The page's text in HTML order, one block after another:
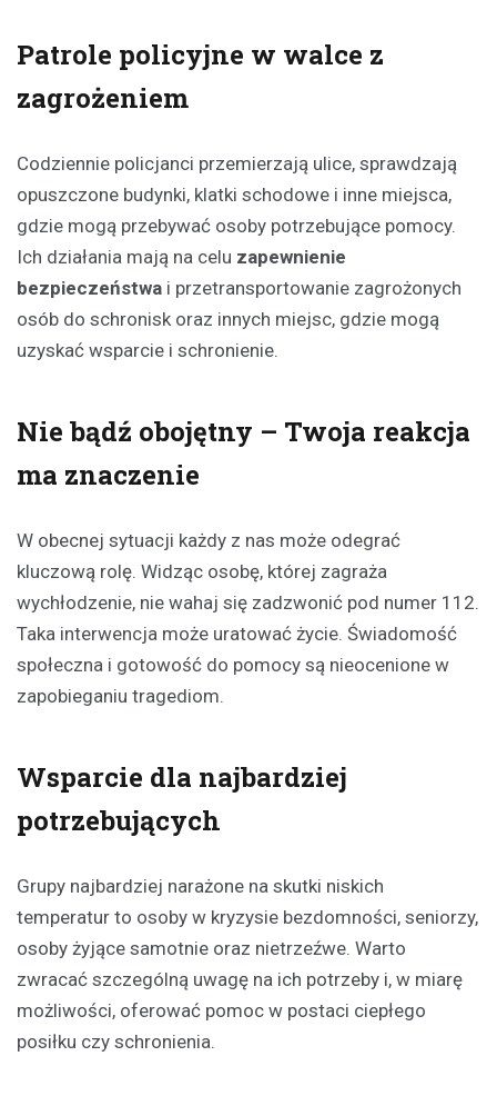
Patrole policyjne w walce z
zagrożeniem
Codziennie policjanci przemierzają ulice, sprawdzają
opuszczone budynki, klatki schodowe i inne miejsca,
gdzie mogą przebywać osoby potrzebujące pomocy.
Ich działania mają na celu zapewnienie
bezpieczeństwa i przetransportowanie zagrożonych
osób do schronisk oraz innych miejsc, gdzie mogą
uzyskać wsparcie i schronienie.
Nie bądź obojętny – Twoja reakcja
ma znaczenie
W obecnej sytuacji każdy z nas może odegrać
kluczową rolę. Widząc osobę, której zagraża
wychłodzenie, nie wahaj się zadzwonić pod numer 112.
Taka interwencja może uratować życie. Świadomość
społeczna i gotowość do pomocy są nieocenione w
zapobieganiu tragediom.
Wsparcie dla najbardziej
potrzebujących
Grupy najbardziej narażone na skutki niskich
temperatur to osoby w kryzysie bezdomności, seniorzy,
osoby żyjące samotnie oraz nietrzeźwe. Warto
zwracać szczególną uwagę na ich potrzeby i, w miarę
możliwości, oferować pomoc w postaci ciepłego
posiłku czy schronienia.